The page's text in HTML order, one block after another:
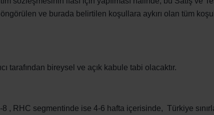
ve burada belirtilen koşullara aykırı olan tüm
tarafından bireysel ve açık kabule tabi olacaktır.
, RHC segmentinde ise 4-6 hafta içerisinde, Türkiye